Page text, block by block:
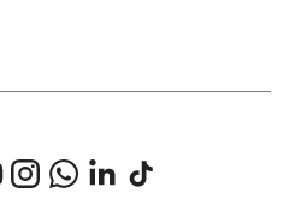
InstagramWhatsappLinkedIn
TikTok